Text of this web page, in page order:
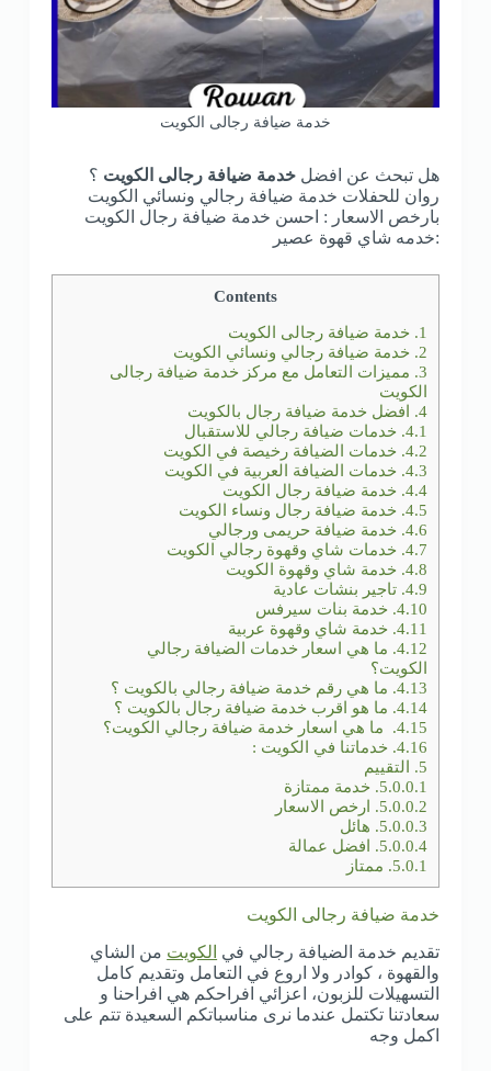
خدمة ضيافة رجالى الكويت
هل تبحث عن افضل خدمة ضيافة رجالى الكويت ؟
روان للحفلات خدمة ضيافة رجالي ونسائي الكويت
بارخص الاسعار : احسن خدمة ضيافة رجال الكويت
:خدمه شاي قهوة عصير
Contents
1. خدمة ضيافة رجالى الكويت
2. خدمة ضيافة رجالي ونسائي الكويت
3. مميزات التعامل مع مركز خدمة ضيافة رجالى
الكويت
4. افضل خدمة ضيافة رجال بالكويت
4.1. خدمات ضيافة رجالي للاستقبال
4.2. خدمات الضيافة رخيصة في الكويت
4.3. خدمات الضيافة العربية في الكويت
4.4. خدمة ضيافة رجال الكويت
4.5. خدمة ضيافة رجال ونساء الكويت
4.6. خدمة ضيافة حريمى ورجالي
4.7. خدمات شاي وقهوة رجالي الكويت
4.8. خدمة شاي وقهوة الكويت
4.9. تاجير بنشات عادية
4.10. خدمة بنات سيرفس
4.11. خدمة شاي وقهوة عربية
4.12. ما هي اسعار خدمات الضيافة رجالي
الكويت؟
4.13. ما هي رقم خدمة ضيافة رجالي بالكويت ؟
4.14. ما هو اقرب خدمة ضيافة رجال بالكويت ؟
4.15.
ما هي اسعار خدمة ضيافة رجالي الكويت؟
4.16. خدماتنا في الكويت :
5. التقييم
5.0.0.1. خدمة ممتازة
5.0.0.2. ارخص الاسعار
5.0.0.3. هائل
5.0.0.4. افضل عمالة
5.0.1. ممتاز
خدمة ضيافة رجالى الكويت
تقديم خدمة الضيافة رجالي في الكويت من الشاي
والقهوة ، كوادر ولا اروع في التعامل وتقديم كامل
التسهيلات للزبون، اعزائي افراحكم هي افراحنا و
سعادتنا تكتمل عندما نرى مناسباتكم السعيدة تتم على
اكمل وجه